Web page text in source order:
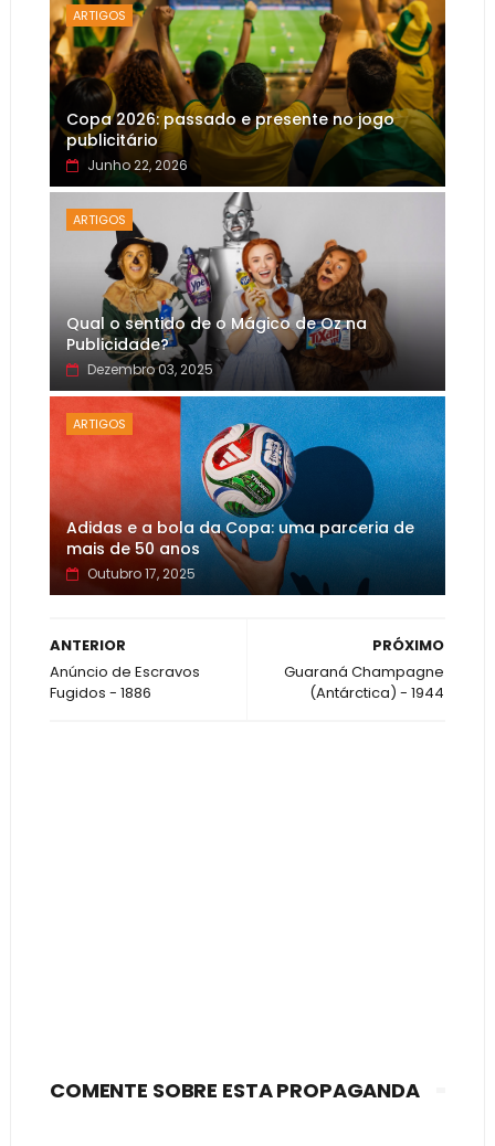
ARTIGOS
Copa 2026: passado e presente no jogo
publicitário
Junho 22, 2026
ARTIGOS
Qual o sentido de o Mágico de Oz na
Publicidade?
Dezembro 03, 2025
ARTIGOS
Adidas e a bola da Copa: uma parceria de
mais de 50 anos
Outubro 17, 2025
PRÓXIMO
Guaraná Champagne
(Antárctica) - 1944
ANTERIOR
Anúncio de Escravos
Fugidos - 1886
COMENTE SOBRE ESTA PROPAGANDA